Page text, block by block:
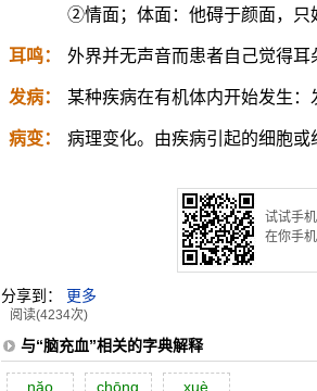
②情面；体面：他碍于颜面，只
耳鸣： 外界并无声音而患者自己觉得耳
发病： 某种疾病在有机体内开始发生：
病变： 病理变化。由疾病引起的细胞或
试试手
在你手
分享到： 更多
阅读(4234次)
与“脑充血”相关的字典解释
năo chōng xuè